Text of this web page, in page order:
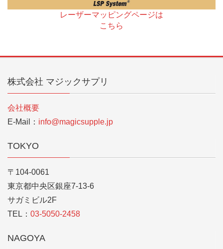
レーザーマッピングページは
こちら
株式会社 マジックサプリ
会社概要
E-Mail： info@magicsupple.jp
TOKYO
〒104-0061
東京都中央区銀座7-13-6
サガミビル2F
TEL： 03-5050-2458
NAGOYA